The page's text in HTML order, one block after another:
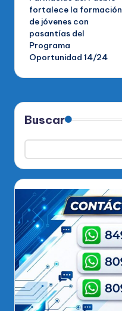
entradas
fortalece la formación
de jóvenes con
pasantías del
Programa
Oportunidad 14/24
Buscar